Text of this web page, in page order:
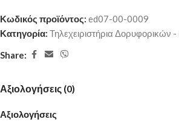
Κωδικός προϊόντος: ed07-00-0009
Κατηγορία: Τηλεχειριστήρια Δορυφορικών
Share:
Αξιολογήσεις (0)
Αξιολογήσεις